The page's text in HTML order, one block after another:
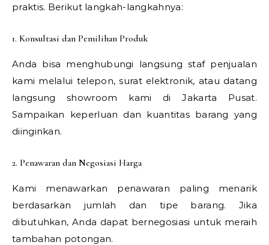
praktis. Berikut langkah-langkahnya:
1. Konsultasi dan Pemilihan Produk
Anda bisa menghubungi langsung staf penjualan
kami melalui telepon, surat elektronik, atau datang
langsung showroom kami di Jakarta Pusat.
Sampaikan keperluan dan kuantitas barang yang
diinginkan.
2. Penawaran dan Negosiasi Harga
Kami menawarkan penawaran paling menarik
berdasarkan jumlah dan tipe barang. Jika
dibutuhkan, Anda dapat bernegosiasi untuk meraih
tambahan potongan.